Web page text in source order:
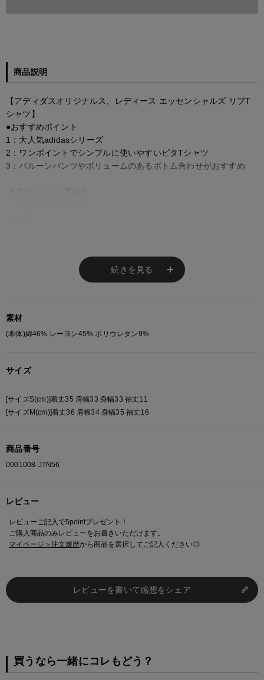
商品説明
【アディダスオリジナルス、レディース エッセンシャルズ リブT
シャツ】
●おすすめポイント
1：大人気adidasシリーズ
2：ワンポイントでシンプルに使いやすいピタTシャツ
3：バルーンパンツやボリュームのあるボトム合わせがおすすめ
身体にフィットするこのアディダスTシャツに袖を通して、快適さ
を新たなレベルに押し上げよう。
細めのリブニット素材をスリムフィットのシルエットに仕上げたT
幅広いスタイリングに対応するクロップド丈。
夜の外出などには相性のよいハイライズジーンズと、肌寒い日はジ
◆スリムフィット
【adidas / アディダス】
シンボルマークの「スリーストライプス」は1948年に初めて採
用、翌年には商標として正式に登録されました。
セラー商品が多くアスリートやミュージシャンなど幅広い層に愛好
す。
あらかじめご了承ください。
続きを見る
素材
(本体)綿46% レーヨン45% ポリウレタン9%
サイズ
[サイズS(cm)]着丈35 肩幅33 身幅33 袖丈11
[サイズM(cm)]着丈36 肩幅34 身幅35 袖丈16
商品番号
0001008-JTN56
レビュー
レビューご記入で5pointプレゼント！
ご購入商品のみレビューをお書きいただけます。
マイページ＞注文履歴から商品を選択してご記入ください◎
レビューを書いて感想をシェア
買うなら一緒にコレもどう？